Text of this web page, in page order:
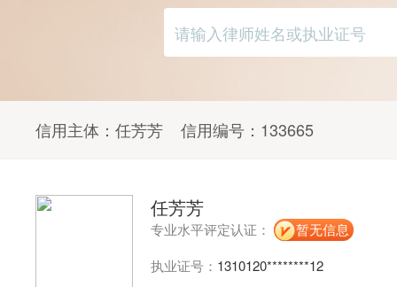
信用主体： 任芳芳 信用编号： 133665
任芳芳
专业水平评定认证：
暂无信息
执业证号： 1310120********12